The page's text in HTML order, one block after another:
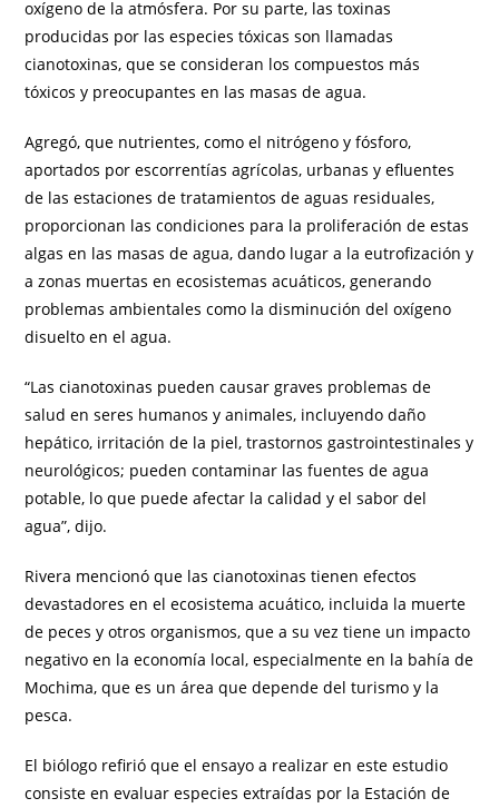
oxígeno de la atmósfera. Por su parte, las toxinas
producidas por las especies tóxicas son llamadas
cianotoxinas, que se consideran los compuestos más
tóxicos y preocupantes en las masas de agua.
Agregó, que nutrientes, como el nitrógeno y fósforo,
aportados por escorrentías agrícolas, urbanas y efluentes
de las estaciones de tratamientos de aguas residuales,
proporcionan las condiciones para la proliferación de estas
algas en las masas de agua, dando lugar a la eutrofización y
a zonas muertas en ecosistemas acuáticos, generando
problemas ambientales como la disminución del oxígeno
disuelto en el agua.
“Las cianotoxinas pueden causar graves problemas de
salud en seres humanos y animales, incluyendo daño
hepático, irritación de la piel, trastornos gastrointestinales y
neurológicos; pueden contaminar las fuentes de agua
potable, lo que puede afectar la calidad y el sabor del
agua”, dijo.
Rivera mencionó que las cianotoxinas tienen efectos
devastadores en el ecosistema acuático, incluida la muerte
de peces y otros organismos, que a su vez tiene un impacto
negativo en la economía local, especialmente en la bahía de
Mochima, que es un área que depende del turismo y la
pesca.
El biólogo refirió que el ensayo a realizar en este estudio
consiste en evaluar especies extraídas por la Estación de